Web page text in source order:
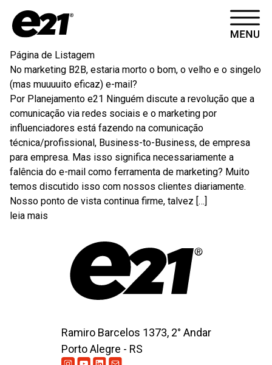
HOME
CASES
ARTIGOS
CONTATO
SOBRE
VÍDEOS
Página de Listagem
No marketing B2B, estaria morto o bom, o velho e o singelo
(mas muuuuito eficaz) e-mail?
Por Planejamento e21 Ninguém discute a revolução que a
comunicação via redes sociais e o marketing por
influenciadores está fazendo na comunicação
técnica/profissional, Business-to-Business, de empresa
para empresa. Mas isso significa necessariamente a
falência do e-mail como ferramenta de marketing? Muito
temos discutido isso com nossos clientes diariamente.
Nosso ponto de vista continua firme, talvez […]
leia mais
Ramiro Barcelos 1373, 2° Andar
Porto Alegre - RS